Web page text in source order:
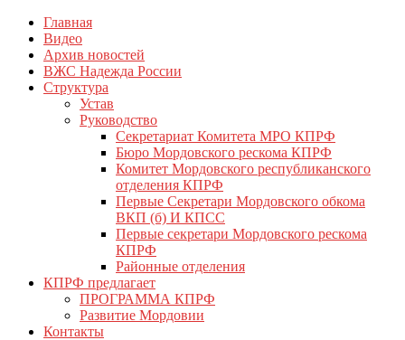
Перейти
содержимому
КПРФ Мордовия
Мордовское Региональное отделение КПРФ
Главная
Видео
Архив новостей
ВЖС Надежда России
Структура
Устав
Руководство
Секретариат Комитета МРО КПРФ
Бюро Мордовского рескома КПРФ
Комитет Мордовского республиканского
отделения КПРФ
Первые Секретари Мордовского обкома
ВКП (б) И КПСС
Первые секретари Мордовского рескома
КПРФ
Районные отделения
КПРФ предлагает
ПРОГРАММА КПРФ
Развитие Мордовии
Контакты